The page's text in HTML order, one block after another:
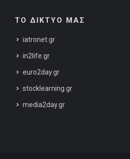
ΤΟ ΔΙΚΤΥΟ ΜΑΣ
iatronet.gr
in2life.gr
euro2day.gr
stocklearning.gr
media2day.gr